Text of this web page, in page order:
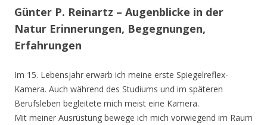
Günter P. Reinartz – Augenblicke in der
Natur Erinnerungen, Begegnungen,
Erfahrungen
Im 15. Lebensjahr erwarb ich meine erste Spiegelreflex-
Kamera. Auch während des Studiums und im späteren
Berufsleben begleitete mich meist eine Kamera.
Mit meiner Ausrüstung bewege ich mich vorwiegend im Raum